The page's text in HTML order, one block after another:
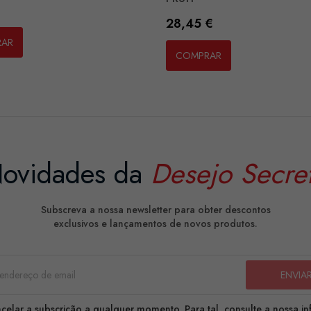
Preço
28,45 €
COMPRAR
da Desejo
Subscreva a nossa newsletter para obter descontos
exclusivos e lançamentos de novos produtos.